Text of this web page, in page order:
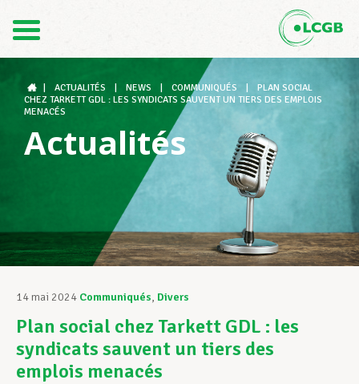
DE
Le LCGB
Structures syndicales
Assistance au Travail
Vos droits
ACTUALITÉS NEWS COMMUNIQUÉS
PLAN SOCIAL
CHEZ TARKETT GDL : LES SYNDICATS SAUVENT UN TIERS DES EMPLOIS
MENACÉS
Actualités
14 mai 2024 Communiqués, Divers
Plan social chez Tarkett GDL : les
syndicats sauvent un tiers des
emplois menacés